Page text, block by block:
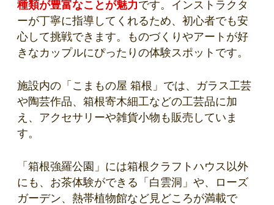
種類が豊富なことが魅力です。インストラクタ
ーが丁寧に指導してくれるため、初心者でも安
心して挑戦できます。ものづくりやアートが好
きなカップルにぴったりの体験スポットです。
施設内の「こまもの屋 箱根」では、ガラス工芸
や陶芸作品、箱根寄木細工などの工芸品に加
え、アクセサリーや雑貨小物も販売していま
す。
「箱根強羅公園」には箱根クラフトハウス以外
にも、お茶体験ができる「白雲洞」や、ローズ
ガーデン、熱帯植物館など見どころが満載で